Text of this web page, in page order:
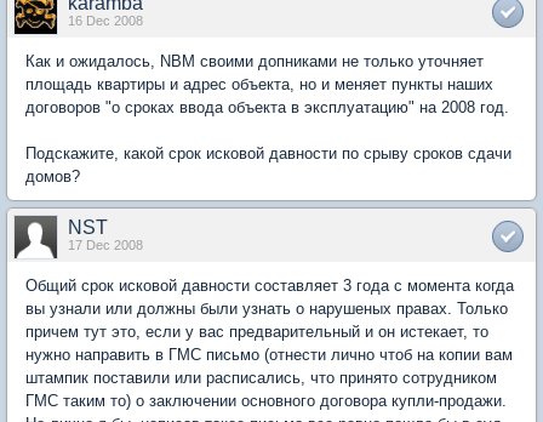
16 Dec 2008
Как и ожидалось, NBM своими допниками не только уточняет
площадь квартиры и адрес объекта, но и меняет пункты наших
договоров "о сроках ввода объекта в эксплуатацию" на 2008 год.
Подскажите, какой срок исковой давности по срыву сроков сдачи
домов?
NST
17 Dec 2008
Общий срок исковой давности составляет 3 года с момента когда
вы узнали или должны были узнать о нарушеных правах. Только
причем тут это, если у вас предварительный и он истекает, то
нужно направить в ГМС письмо (отнести лично чтоб на копии вам
штампик поставили или расписались, что принято сотрудником
ГМС таким то) о заключении основного договора купли-продажи.